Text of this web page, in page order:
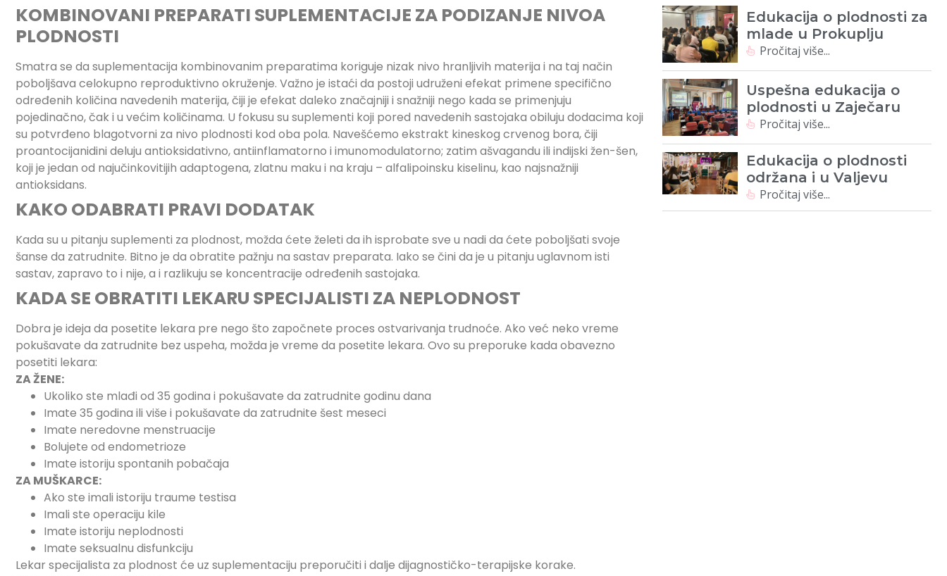
KOMBINOVANI PREPARATI SUPLEMENTACIJE ZA PODIZANJE NIVOA
PLODNOSTI
Smatra se da suplementacija kombinovanim preparatima koriguje nizak nivo hranljivih materija i na taj način
poboljšava celokupno reproduktivno okruženje. Važno je istaći da postoji udruženi efekat primene specifično
određenih količina navedenih materija, čiji je efekat daleko značajniji i snažniji nego kada se primenjuju
pojedinačno, čak i u većim količinama. U fokusu su suplementi koji pored navedenih sastojaka obiluju dodacima koji
su potvrđeno blagotvorni za nivo plodnosti kod oba pola. Navešćemo ekstrakt kineskog crvenog bora, čiji
proantocijanidini deluju antioksidativno, antiinflamatorno i imunomodulatorno; zatim ašvagandu ili indijski žen-šen,
koji je jedan od najučinkovitijih adaptogena, zlatnu maku i na kraju – alfalipoinsku kiselinu, kao najsnažniji
antioksidans.
KAKO ODABRATI PRAVI DODATAK
Kada su u pitanju suplementi za plodnost, možda ćete želeti da ih isprobate sve u nadi da ćete poboljšati svoje
šanse da zatrudnite. Bitno je da obratite pažnju na sastav preparata. Iako se čini da je u pitanju uglavnom isti
sastav, zapravo to i nije, a i razlikuju se koncentracije određenih sastojaka.
KADA SE OBRATITI LEKARU SPECIJALISTI ZA NEPLODNOST
Dobra je ideja da posetite lekara pre nego što započnete proces ostvarivanja trudnoće. Ako već neko vreme
pokušavate da zatrudnite bez uspeha, možda je vreme da posetite lekara. Ovo su preporuke kada obavezno
posetiti lekara:
ZA ŽENE:
Ukoliko ste mlađi od 35 godina i pokušavate da zatrudnite godinu dana
Imate 35 godina ili više i pokušavate da zatrudnite šest meseci
Imate neredovne menstruacije
Bolujete od endometrioze
Imate istoriju spontanih pobačaja
ZA MUŠKARCE:
Ako ste imali istoriju traume testisa
Imali ste operaciju kile
Imate istoriju neplodnosti
Imate seksualnu disfunkciju
Lekar specijalista za plodnost će uz suplementaciju preporučiti i dalje dijagnostičko-terapijske korake.
Edukacija o plodnosti za
mlade u Prokuplju
Pročitaj više...
Uspešna edukacija o
plodnosti u Zaječaru
Pročitaj više...
Edukacija o plodnosti
održana i u Valjevu
Pročitaj više...